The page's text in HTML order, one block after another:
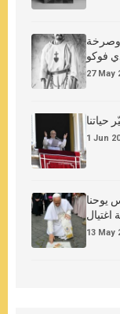
وصرخة
فوكو
27 May
حياتنا
1 Jun
يوحنا
اغتيال
13 May